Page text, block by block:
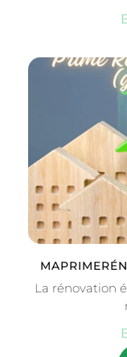
La rénovation